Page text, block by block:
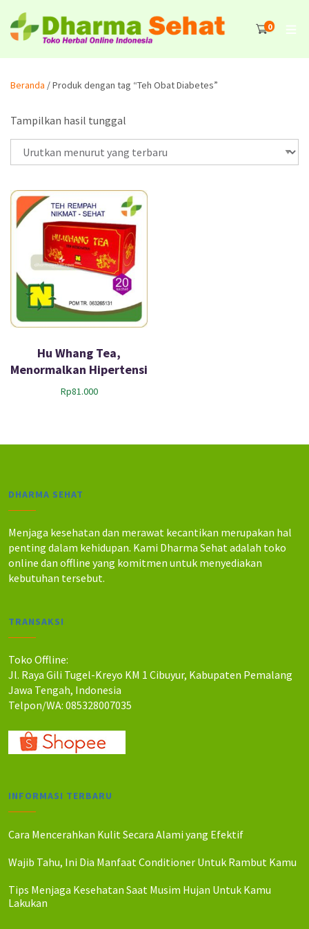
0
Beranda / Produk dengan tag “Teh Obat Diabetes”
Tampilkan hasil tunggal
Hu Whang Tea,
Menormalkan Hipertensi
Rp81.000
DHARMA SEHAT
Menjaga kesehatan dan merawat kecantikan merupakan hal
penting dalam kehidupan. Kami Dharma Sehat adalah toko
online dan offline yang komitmen untuk menyediakan
kebutuhan tersebut.
TRANSAKSI
Toko Offline:
Jl. Raya Gili Tugel-Kreyo KM 1 Cibuyur, Kabupaten Pemalang
Jawa Tengah, Indonesia
Telpon/WA: 085328007035
INFORMASI TERBARU
Cara Mencerahkan Kulit Secara Alami yang Efektif
Wajib Tahu, Ini Dia Manfaat Conditioner Untuk Rambut Kamu
Tips Menjaga Kesehatan Saat Musim Hujan Untuk Kamu
Lakukan